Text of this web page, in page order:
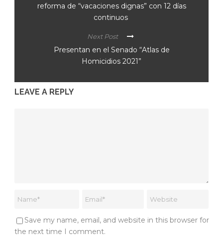
reforma de “vacaciones dignas” con 12 días
continuos
Next Post
Presentan en el Senado “Atlas de
Homicidios 2021”
LEAVE A REPLY
Save my name, email, and website in this browser for
the next time I comment.